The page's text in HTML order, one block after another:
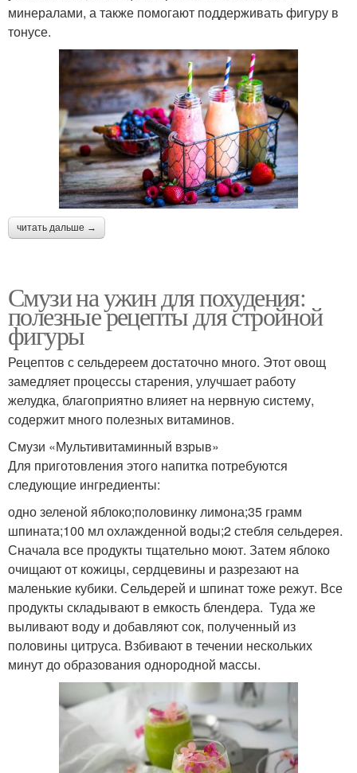
минералами, а также помогают поддерживать фигуру в
тонусе.
читать дальше →
Смузи на ужин для похудения:
полезные рецепты для стройной
фигуры
Рецептов с сельдереем достаточно много. Этот овощ
замедляет процессы старения, улучшает работу
желудка, благоприятно влияет на нервную систему,
содержит много полезных витаминов.
Смузи «Мультивитаминный взрыв»
Для приготовления этого напитка потребуются
следующие ингредиенты:
одно зеленой яблоко;половинку лимона;35 грамм
шпината;100 мл охлажденной воды;2 стебля сельдерея.
Сначала все продукты тщательно моют. Затем яблоко
очищают от кожицы, сердцевины и разрезают на
маленькие кубики. Сельдерей и шпинат тоже режут. Все
продукты складывают в емкость блендера. Туда же
выливают воду и добавляют сок, полученный из
половины цитруса. Взбивают в течении нескольких
минут до образования однородной массы.